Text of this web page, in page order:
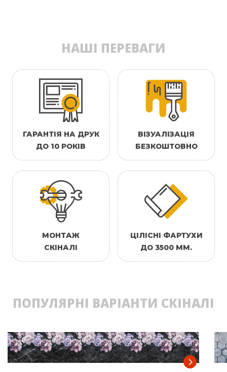
НАШІ ПЕРЕВАГИ
ГАРАНТІЯ НА ДРУК
ДО 10 РОКІВ
ВІЗУАЛІЗАЦІЯ
БЕЗКОШТОВНО
МОНТАЖ
СКІНАЛІ
ЦІЛІСНІ ФАРТУХИ
ДО 3500 ММ.
ПОПУЛЯРНІ ВАРІАНТИ СКІНАЛІ